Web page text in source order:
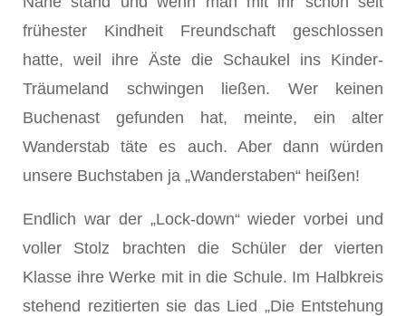
frühester Kindheit Freundschaft geschlossen
hatte, weil ihre Äste die Schaukel ins Kinder-
Träumeland schwingen ließen. Wer keinen
Buchenast gefunden hat, meinte, ein alter
Wanderstab täte es auch. Aber dann würden
unsere Buchstaben ja „Wanderstaben“ heißen!
Endlich war der „Lock-down“ wieder vorbei und
voller Stolz brachten die Schüler der vierten
Klasse ihre Werke mit in die Schule. Im Halbkreis
stehend rezitierten sie das Lied „Die Entstehung